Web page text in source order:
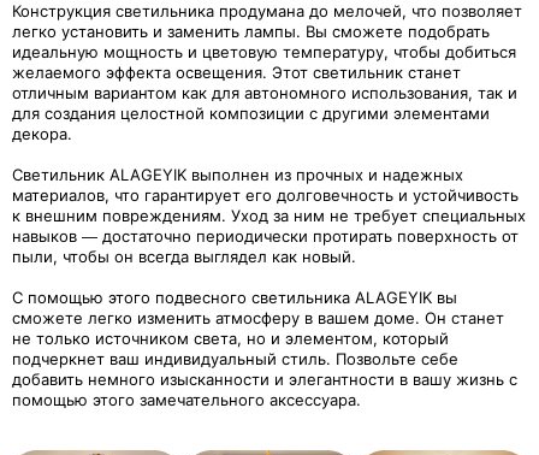
Конструкция светильника продумана до мелочей, что позволяет
легко установить и заменить лампы. Вы сможете подобрать
идеальную мощность и цветовую температуру, чтобы добиться
желаемого эффекта освещения. Этот светильник станет
отличным вариантом как для автономного использования, так и
для создания целостной композиции с другими элементами
декора.
Светильник ALAGEYIK выполнен из прочных и надежных
материалов, что гарантирует его долговечность и устойчивость
к внешним повреждениям. Уход за ним не требует специальных
навыков — достаточно периодически протирать поверхность от
пыли, чтобы он всегда выглядел как новый.
С помощью этого подвесного светильника ALAGEYIK вы
сможете легко изменить атмосферу в вашем доме. Он станет
не только источником света, но и элементом, который
подчеркнет ваш индивидуальный стиль. Позвольте себе
добавить немного изысканности и элегантности в вашу жизнь с
помощью этого замечательного аксессуара.